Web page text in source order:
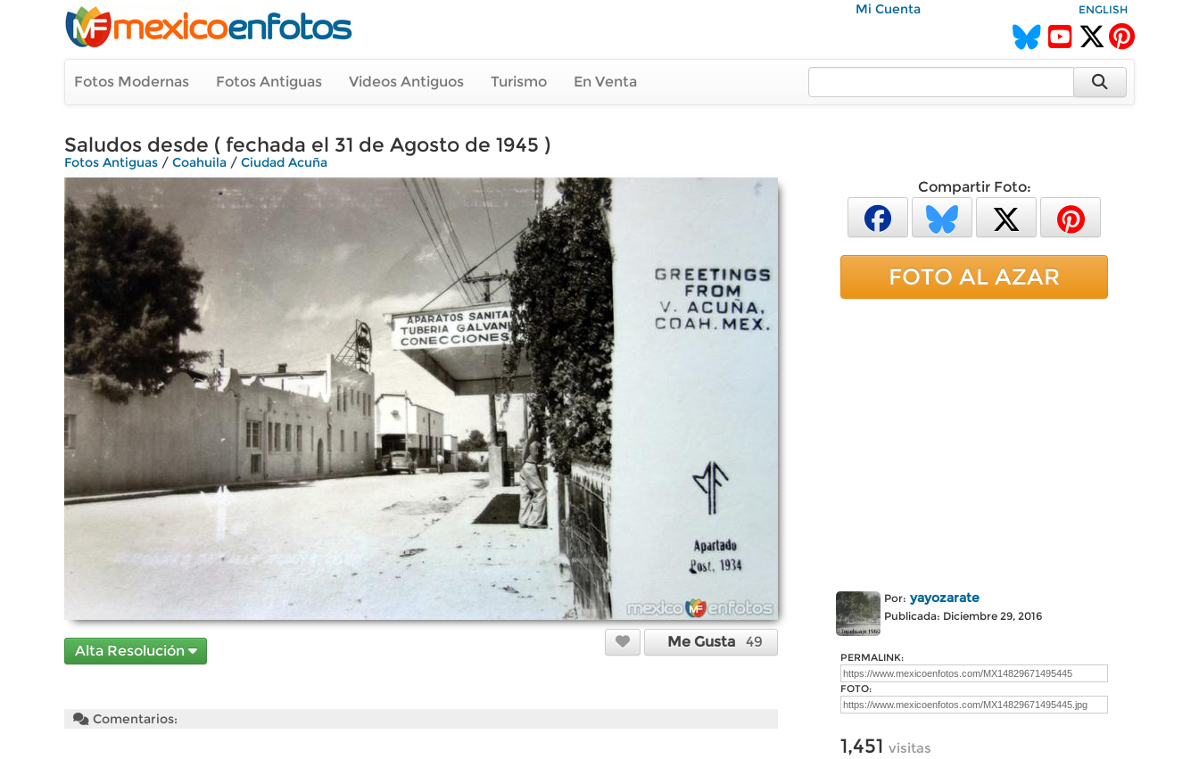
Mi Cuenta ENGLISH
Fotos Modernas Fotos Antiguas Videos Antiguos Turismo En Venta
Saludos desde ( fechada el 31 de Agosto de 1945 )
Fotos Antiguas / Coahuila / Ciudad Acuña
Alta Resolución
Me Gusta 49
Comentarios:
Compartir Foto:
FOTO AL AZAR
Por: yayozarate
Publicada: Diciembre 29, 2016
PERMALINK:
FOTO:
1,451 visitas